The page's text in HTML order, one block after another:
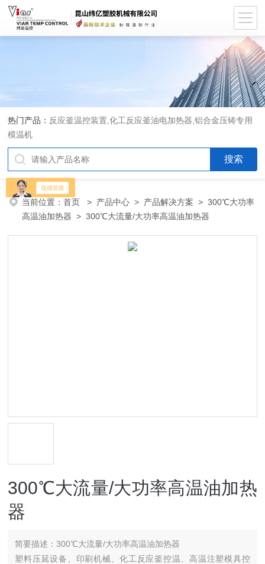
热门产品： 反应釜温控装置,化工反应釜油电加热器,铝合金压铸专用
模温机
当前位置：首页 > 产品中心 > 产品解决方案 >300℃大功率
高温油加热器 > 300℃大流量/大功率高温油加热器
300℃大流量/大功率高温油加热
器
简要描述：300℃大流量/大功率高温油加热器
塑料压延设备、印刷机械、化工反应釜控温、高温注塑模具控